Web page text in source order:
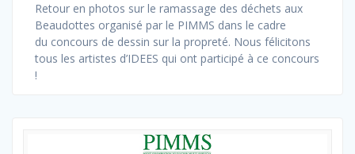
Retour en photos sur le ramassage des déchets aux
Beaudottes organisé par le PIMMS dans le cadre
du concours de dessin sur la propreté. Nous félicitons
tous les artistes d’IDEES qui ont participé à ce concours
!